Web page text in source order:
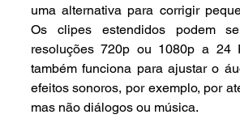
uma alternativa para corrigir
Os clipes estendidos podem
resoluções 720p ou 1080p a 24
também funciona para ajustar o
efeitos sonoros, por exemplo, por
mas não diálogos ou música.